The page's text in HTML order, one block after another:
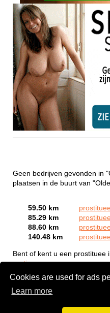
Cookies are used for ads
Learn more
Geen bedrijven gevonden in
plaatsen in de buurt van
59.50 km
85.29 km
88.60 km
140.48 km
Bent of kent u een prostituee
gratis aan